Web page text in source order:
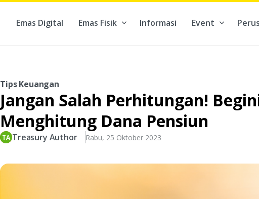
Emas Digital Emas Fisik Informasi Event
Tips Keuangan
Jangan Salah Perhitungan!
Menghitung Dana Pensiun
Treasury Author Rabu, 25 Oktober 2023